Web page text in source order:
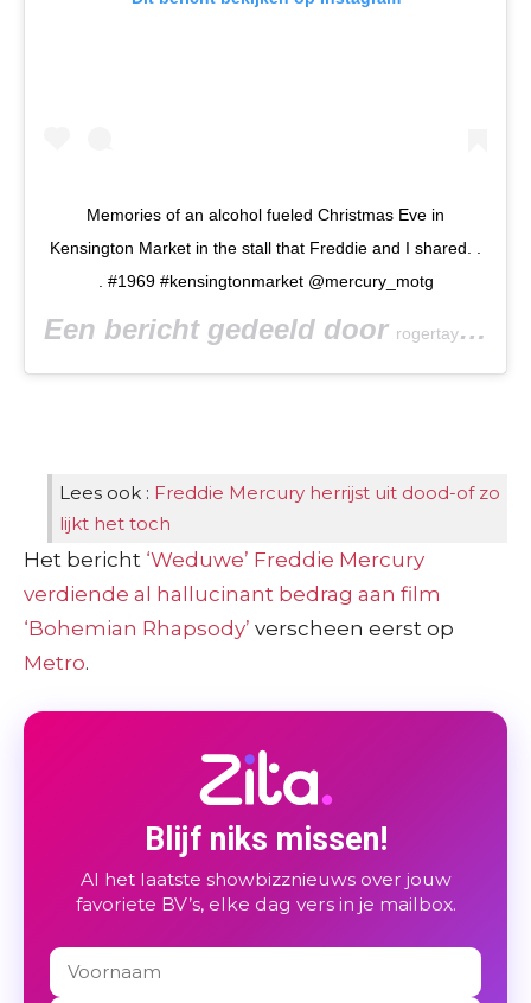
Memories of an alcohol fueled Christmas Eve in
Kensington Market in the stall that Freddie and I shared. .
. #1969 #kensingtonmarket @mercury_motg
Een bericht gedeeld door rogertaylorofficial
Lees ook : Freddie Mercury herrijst uit dood-of zo
lijkt het toch
Het bericht ‘Weduwe’ Freddie Mercury
verdiende al hallucinant bedrag aan film
‘Bohemian Rhapsody’ verscheen eerst op
Metro.
Blijf niks missen!
Al het laatste showbizznieuws over jouw
favoriete BV’s, elke dag vers in je mailbox.